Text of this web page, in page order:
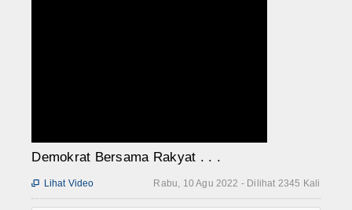
Demokrat Bersama Rakyat . . .
Rabu, 10 Agu 2022 - Dilihat 2345 Kali
 Lihat Video